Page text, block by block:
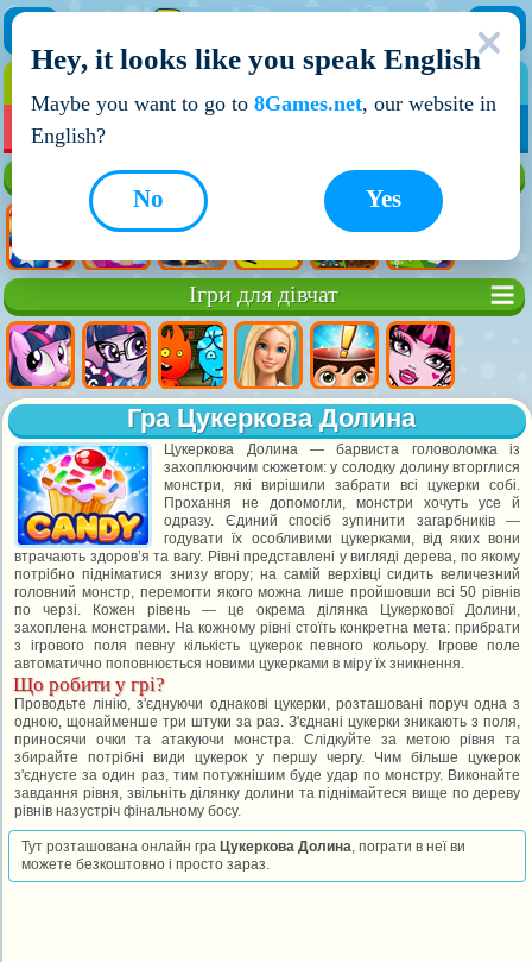
НОВІ ІГРИ
Ігри для дівчат
Гра Цукеркова Долина
Цукеркова Долина — барвиста головоломка із
захоплюючим сюжетом: у солодку долину вторглися
монстри, які вирішили забрати всі цукерки собі.
Прохання не допомогли, монстри хочуть усе й
одразу. Єдиний спосіб зупинити загарбників —
годувати їх особливими цукерками, від яких вони
втрачають здоров’я та вагу. Рівні представлені у вигляді дерева, по якому
потрібно підніматися знизу вгору; на самій верхівці сидить величезний
головний монстр, перемогти якого можна лише пройшовши всі 50 рівнів
по черзі. Кожен рівень — це окрема ділянка Цукеркової Долини,
захоплена монстрами. На кожному рівні стоїть конкретна мета: прибрати
з ігрового поля певну кількість цукерок певного кольору. Ігрове поле
автоматично поповнюється новими цукерками в міру їх зникнення.
Що робити у грі?
Проводьте лінію, з'єднуючи однакові цукерки, розташовані поруч одна з
одною, щонайменше три штуки за раз. З'єднані цукерки зникають з поля,
приносячи очки та атакуючи монстра. Слідкуйте за метою рівня та
збирайте потрібні види цукерок у першу чергу. Чим більше цукерок
з'єднуєте за один раз, тим потужнішим буде удар по монстру. Виконайте
завдання рівня, звільніть ділянку долини та піднімайтеся вище по дереву
рівнів назустріч фінальному босу.
Тут розташована онлайн гра Цукеркова Долина, пограти в неї ви
можете безкоштовно і просто зараз.
Hey, it looks like you speak English
Maybe you want to go to 8Games.net, our website in
English?
Yes
No